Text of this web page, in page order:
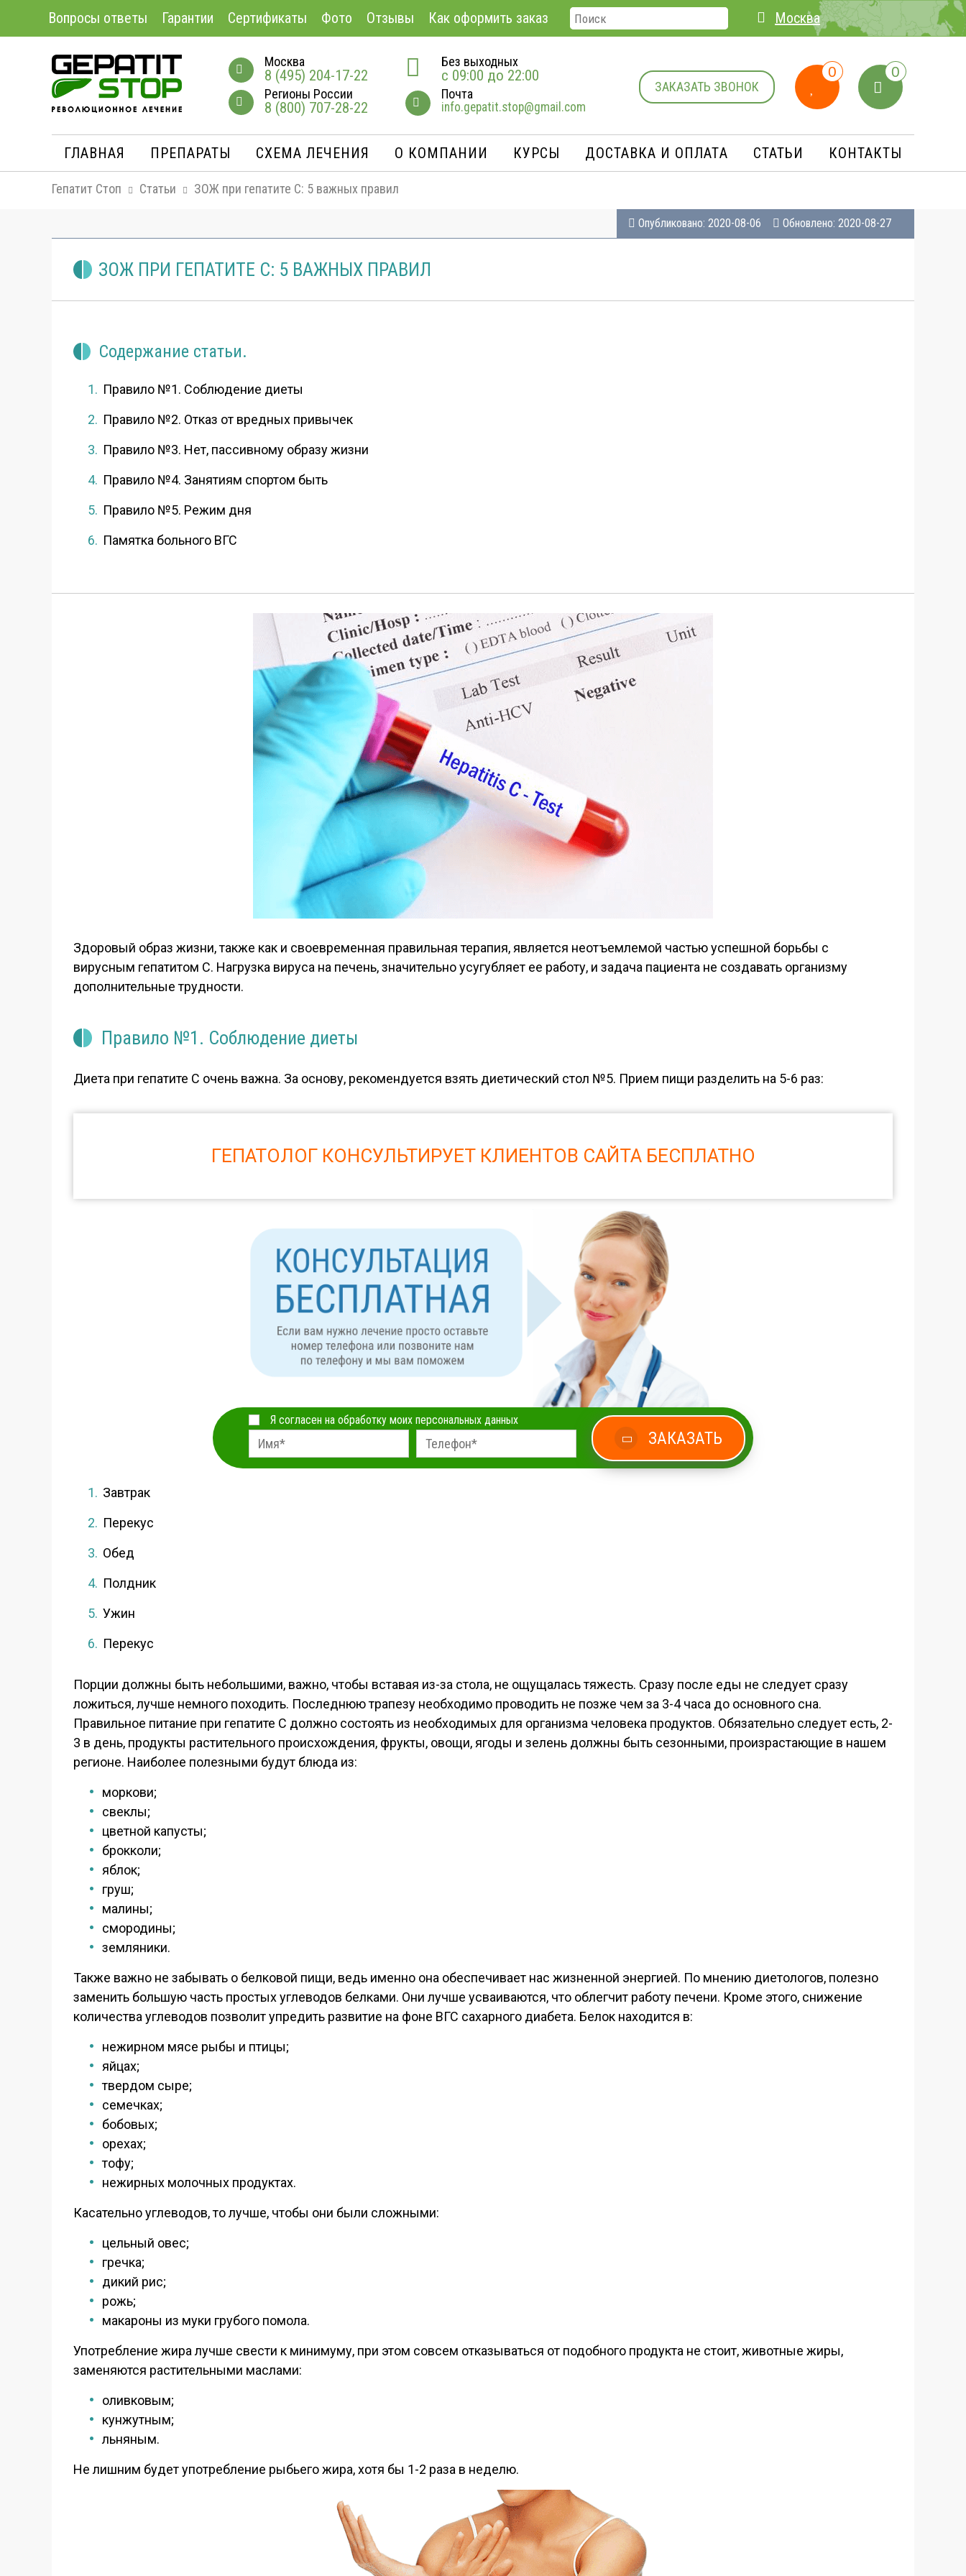
Вопросы ответы Гарантии Сертификаты Фото Отзывы Как оформить заказ Москва
Москва
8 (495) 204-17-22
Регионы России
8 (800) 707-28-22
Без выходных
с 09:00 до 22:00
Почта
info.gepatit.stop@gmail.com
ЗАКАЗАТЬ ЗВОНОК
0 0
ГЛАВНАЯ ПРЕПАРАТЫ СХЕМА ЛЕЧЕНИЯ О КОМПАНИИ КУРСЫ ДОСТАВКА И ОПЛАТA СТАТЬИ КОНТАКТЫ
Гепатит Стоп Статьи ЗОЖ при гепатите C: 5 важных правил
Опубликовано: 2020-08-06 Обновлено: 2020-08-27
ЗОЖ ПРИ ГЕПАТИТЕ C: 5 ВАЖНЫХ ПРАВИЛ
Содержание статьи.
Правило №1. Соблюдение диеты
Правило №2. Отказ от вредных привычек
Правило №3. Нет, пассивному образу жизни
Правило №4. Занятиям спортом быть
Правило №5. Режим дня
Памятка больного ВГС
Здоровый образ жизни, также как и своевременная правильная терапия, является неотъемлемой частью успешной борьбы с
вирусным гепатитом С. Нагрузка вируса на печень, значительно усугубляет ее работу, и задача пациента не создавать организму
дополнительные трудности.
Правило №1. Соблюдение диеты
Диета при гепатите С очень важна. За основу, рекомендуется взять диетический стол №5. Прием пищи разделить на 5-6 раз:
ГЕПАТОЛОГ КОНСУЛЬТИРУЕТ КЛИЕНТОВ САЙТА БЕСПЛАТНО
Я согласен на обработку моих персональных данных
ЗАКАЗАТЬ
Завтрак
Перекус
Обед
Полдник
Ужин
Перекус
Порции должны быть небольшими, важно, чтобы вставая из-за стола, не ощущалась тяжесть. Сразу после еды не следует сразу
ложиться, лучше немного походить. Последнюю трапезу необходимо проводить не позже чем за 3-4 часа до основного сна.
Правильное питание при гепатите С должно состоять из необходимых для организма человека продуктов. Обязательно следует есть, 2-
3 в день, продукты растительного происхождения, фрукты, овощи, ягоды и зелень должны быть сезонными, произрастающие в нашем
регионе. Наиболее полезными будут блюда из:
моркови;
свеклы;
цветной капусты;
брокколи;
яблок;
груш;
малины;
смородины;
земляники.
Также важно не забывать о белковой пищи, ведь именно она обеспечивает нас жизненной энергией. По мнению диетологов, полезно
заменить большую часть простых углеводов белками. Они лучше усваиваются, что облегчит работу печени. Кроме этого, снижение
количества углеводов позволит упредить развитие на фоне ВГС сахарного диабета. Белок находится в:
нежирном мясе рыбы и птицы;
яйцах;
твердом сыре;
семечках;
бобовых;
орехах;
тофу;
нежирных молочных продуктах.
Касательно углеводов, то лучше, чтобы они были сложными:
цельный овес;
гречка;
дикий рис;
рожь;
макароны из муки грубого помола.
Употребление жира лучше свести к минимуму, при этом совсем отказываться от подобного продукта не стоит, животные жиры,
заменяются растительными маслами:
оливковым;
кунжутным;
льняным.
Не лишним будет употребление рыбьего жира, хотя бы 1-2 раза в неделю.